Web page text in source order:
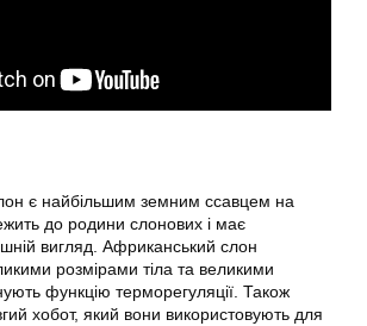
є найбільшим земним ссавцем на
до родини слонових і має
вигляд. Африканський слон
розмірами тіла та великими
функцію терморегуляції. Також
хобот, який вони використовують для